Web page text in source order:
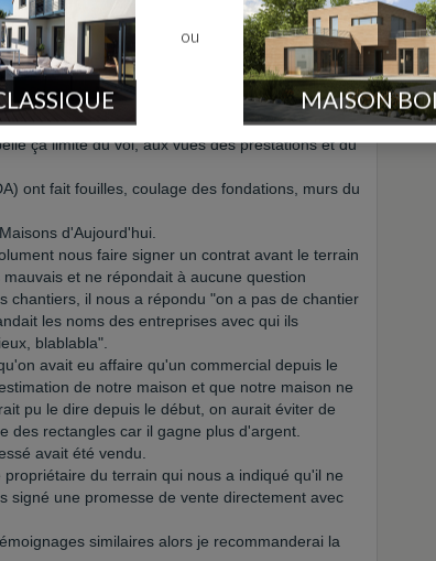
!!!
vraiment pas terribles pour avoir vu construire
ça limite du vol, aux vues des prestations et du
ont fait fouilles, coulage des fondations, murs du
d'Aujourd'hui.
nous faire signer un contrat avant le terrain
et ne répondait à aucune question
chantiers, il nous a répondu "on a pas de chantier
les noms des entreprises avec qui ils
blablabla".
avait eu affaire qu'un commercial depuis le
de notre maison et que notre maison ne
pu le dire depuis le début, on aurait éviter de
des rectangles car il gagne plus d'argent.
avait été vendu.
du terrain qui nous a indiqué qu'il ne
signé une promesse de vente directement avec
similaires alors je recommanderai la
ou
MAISON